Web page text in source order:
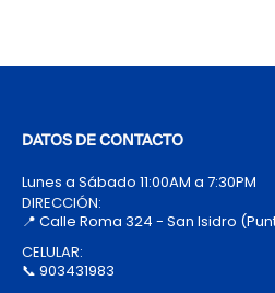
DATOS DE CONTACTO
Lunes a Sábado 11:00AM a 7:30PM
DIRECCIÓN:
📍 Calle Roma 324 - San Isidro
CELULAR:
📞 903431983